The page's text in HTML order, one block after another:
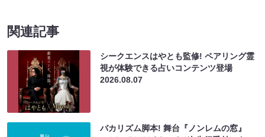
関連記事
シークエンスはやとも監修! ペアリング霊
視が体験できる占いコンテンツ登場
2026.08.07
バカリズム脚本! 舞台『ノンレムの窓』